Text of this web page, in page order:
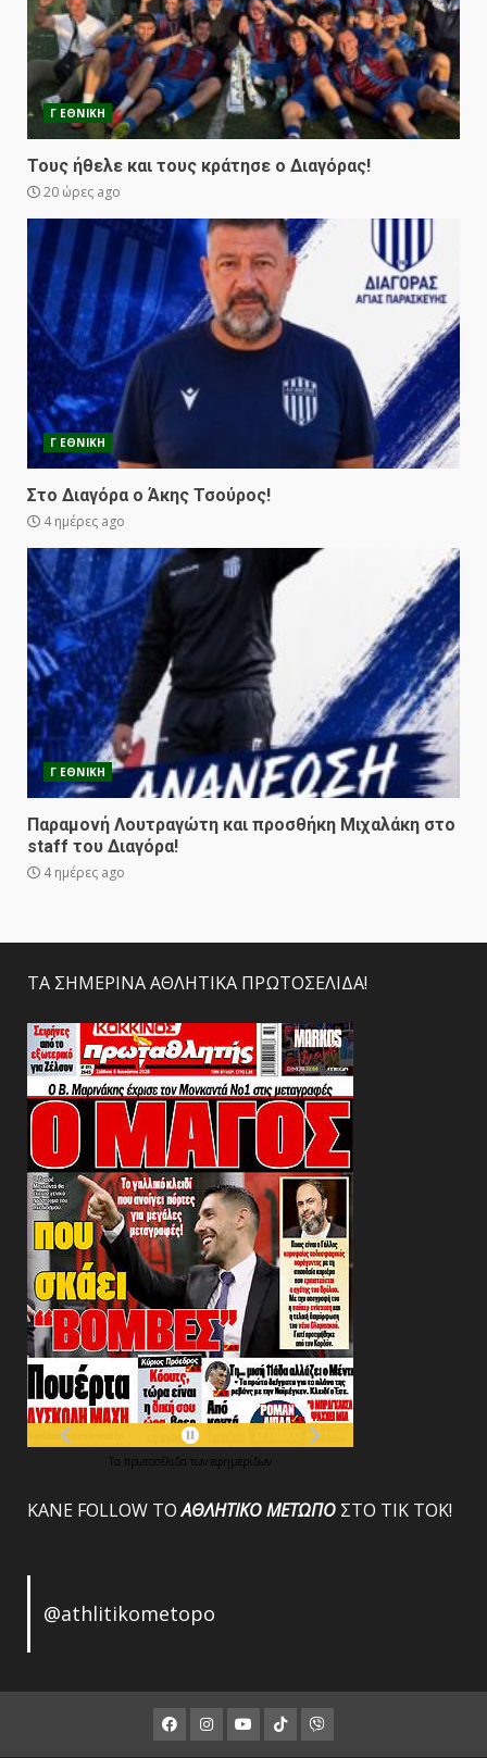
Γ ΕΘΝΙΚΗ
Τους ήθελε και τους κράτησε ο Διαγόρας!
20 ώρες ago
Γ ΕΘΝΙΚΗ
Στο Διαγόρα ο Άκης Τσούρος!
4 ημέρες ago
Γ ΕΘΝΙΚΗ
Παραμονή Λουτραγώτη και προσθήκη Μιχαλάκη στο
staff του Διαγόρα!
4 ημέρες ago
ΤΑ ΣΗΜΕΡΙΝΑ ΑΘΛΗΤΙΚΑ ΠΡΩΤΟΣΕΛΙΔΑ!
Τα πρωτοσέλιδα των εφημερίδων
ΚΑΝΕ FOLLOW ΤΟΑΘΛΗΤΙΚΟΜΕΤΩΠΟ ΣΤΟ ΤΙΚ ΤΟΚ!
@athlitikometopo
Facebook
Instagram
Youtube
ΤΙΚ
ΤΟΚ
Viber